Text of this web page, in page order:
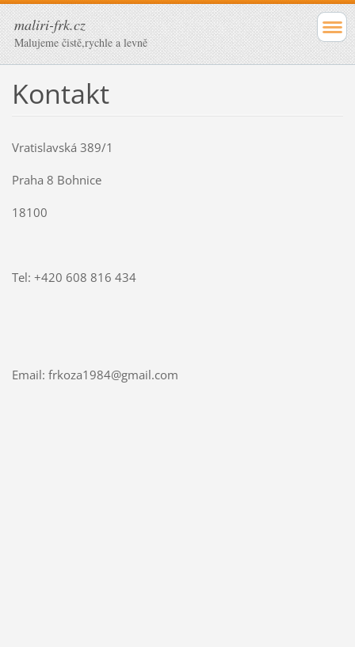
maliri-frk.cz
Malujeme čistě,rychle a levně
Kontakt
Vratislavská 389/1
Praha 8 Bohnice
18100
Tel: +420 608 816 434
Email: frkoza1984@gmail.com